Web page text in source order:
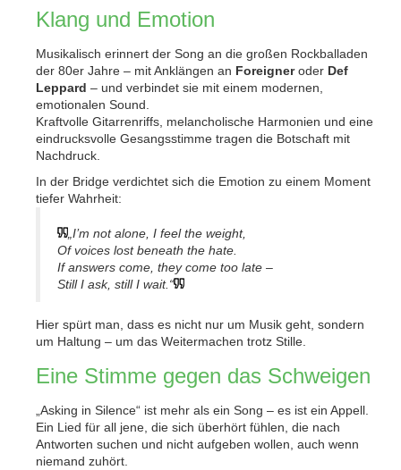
Klang und Emotion
Musikalisch erinnert der Song an die großen Rockballaden
der 80er Jahre – mit Anklängen an Foreigneroder Def
Leppard – und verbindet sie mit einem modernen,
emotionalen Sound.
Kraftvolle Gitarrenriffs, melancholische Harmonien und eine
eindrucksvolle Gesangsstimme tragen die Botschaft mit
Nachdruck.
In der Bridge verdichtet sich die Emotion zu einem Moment
tiefer Wahrheit:
„I’m not alone, I feel the weight,
Of voices lost beneath the hate.
If answers come, they come too late –
Still I ask, still I wait.“
Hier spürt man, dass es nicht nur um Musik geht, sondern
um Haltung – um das Weitermachen trotz Stille.
Eine Stimme gegen das Schweigen
„Asking in Silence“ ist mehr als ein Song – es ist ein Appell.
Ein Lied für all jene, die sich überhört fühlen, die nach
Antworten suchen und nicht aufgeben wollen, auch wenn
niemand zuhört.